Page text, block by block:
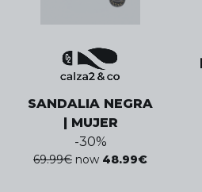
SANDALIA NEGRA
| MUJER
-30%
69.99€ now 48.99€